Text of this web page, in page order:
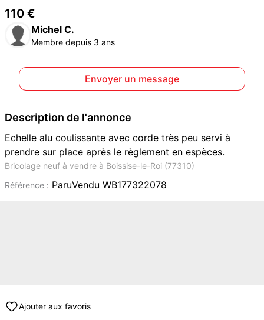
110 €
Michel C.
Membre depuis 3 ans
Envoyer un message
Description de l'annonce
Echelle alu coulissante avec corde très peu servi à
prendre sur place après le règlement en espèces.
Bricolage neuf à vendre à Boissise-le-Roi (77310)
Référence : ParuVendu WB177322078
Ajouter aux favoris